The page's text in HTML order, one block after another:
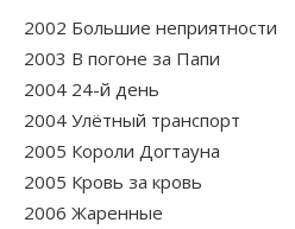
2002 Большие неприятности
2003 В погоне за Папи
2004 24-й день
2004 Улётный транспорт
2005 Короли Догтауна
2005 Кровь за кровь
2006 Жаренные